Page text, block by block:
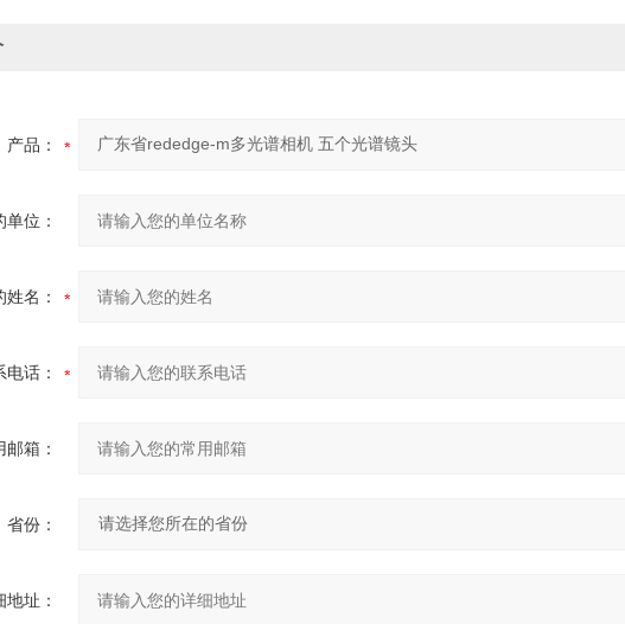
产品：
单位：
姓名：
电话：
邮箱：
省份：
地址：